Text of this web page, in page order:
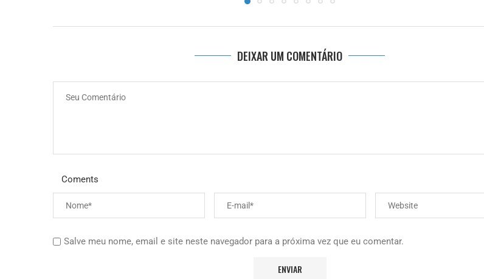
DEIXAR UM COMENTÁRIO
Coments
Salve meu nome, email e site neste navegador para a próxima vez que eu comentar.